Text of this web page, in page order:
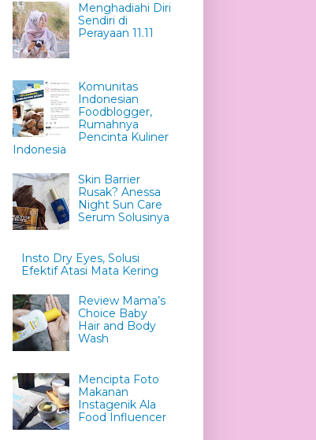
Menghadiahi Diri
Sendiri di
Perayaan 11.11
Komunitas
Indonesian
Foodblogger,
Rumahnya
Pencinta Kuliner
Indonesia
Skin Barrier
Rusak? Anessa
Night Sun Care
Serum Solusinya
Insto Dry Eyes, Solusi
Efektif Atasi Mata Kering
Review Mama’s
Choice Baby
Hair and Body
Wash
Mencipta Foto
Makanan
Instagenik Ala
Food Influencer